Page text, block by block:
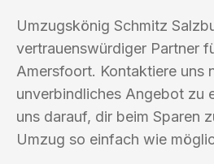
Umzugskönig Schmitz
vertrauenswürdiger Partner
Amersfoort. Kontaktiere uns
unverbindliches Angebot zu
uns darauf, dir beim Sparen
Umzug so einfach wie